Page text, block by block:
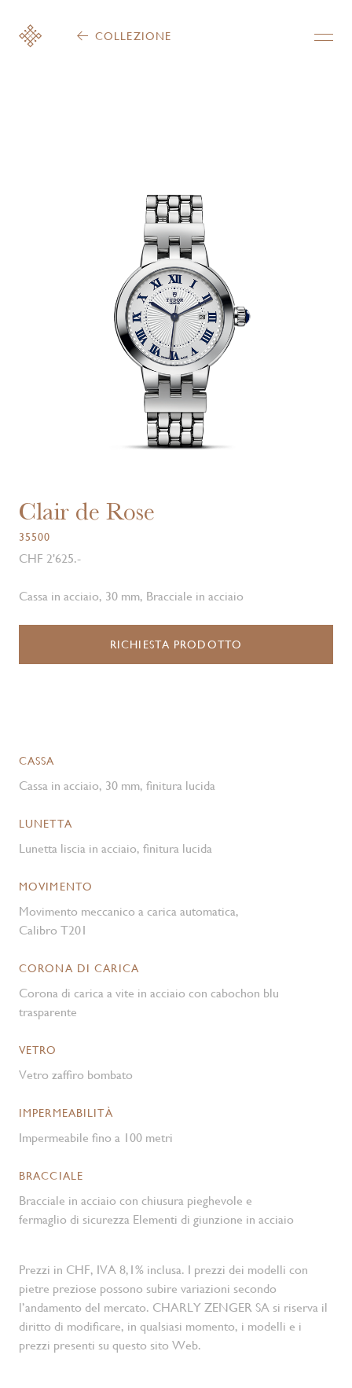
COLLEZIONE
Clair de Rose
35500
CHF 2'625.-
Cassa in acciaio, 30 mm, Bracciale in acciaio
RICHIESTA PRODOTTO
CASSA
Cassa in acciaio, 30 mm, finitura lucida
LUNETTA
Lunetta liscia in acciaio, finitura lucida
MOVIMENTO
Movimento meccanico a carica automatica,
Calibro T201
CORONA DI CARICA
Corona di carica a vite in acciaio con cabochon blu
trasparente
VETRO
Vetro zaffiro bombato
IMPERMEABILITÀ
Impermeabile fino a 100 metri
BRACCIALE
Bracciale in acciaio con chiusura pieghevole e
fermaglio di sicurezza Elementi di giunzione in acciaio
Prezzi in CHF, IVA 8,1% inclusa. I prezzi dei modelli con
pietre preziose possono subire variazioni secondo
l’andamento del mercato. CHARLY ZENGER SA si riserva il
diritto di modificare, in qualsiasi momento, i modelli e i
prezzi presenti su questo sito Web.